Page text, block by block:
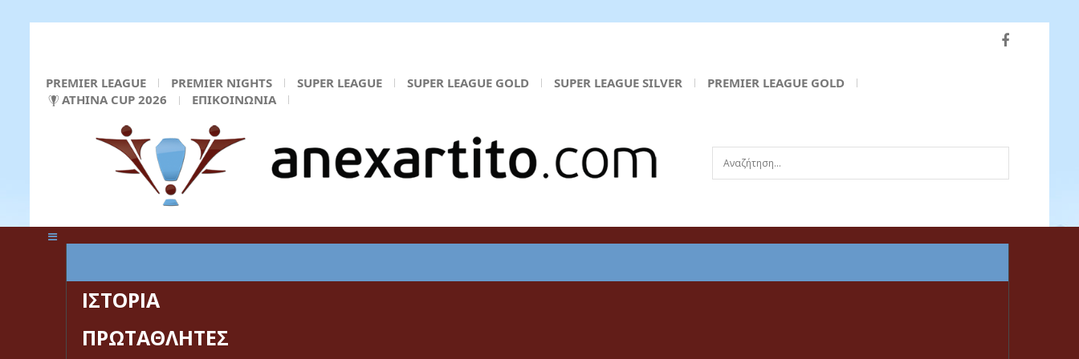
PREMIER LEAGUE PREMIER NIGHTS SUPER LEAGUE SUPER LEAGUE GOLD SUPER LEAGUE SILVER
PREMIER LEAGUE GOLD
ATHINA CUP 2026
ΕΠΙΚΟΙΝΩΝΙΑ
Αναζήτηση...
ΙΣΤΟΡΙΑ
ΠΡΩΤΑΘΛΗΤΕΣ